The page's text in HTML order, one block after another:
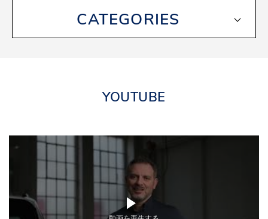
CATEGORIES
YOUTUBE